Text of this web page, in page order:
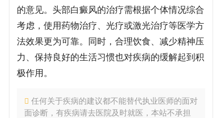
的意见。头部白癜风的治疗需根据个体情况综合
考虑，使用药物治疗、光疗或激光治疗等医学方
法效果更为可靠。同时，合理饮食、减少精神压
力、保持良好的生活习惯也对疾病的缓解起到积
极作用。
任何关于疾病的建议都不能替代执业医师的面对
面诊断，有疾病请去医院及时就医，本站不承担